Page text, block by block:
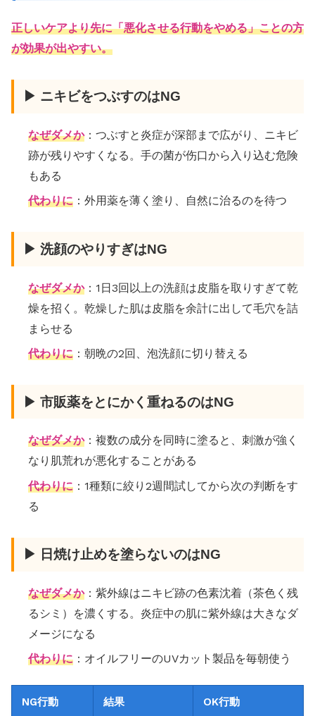
正しいケアより先に「悪化させる行動をやめる」ことの方
が効果が出やすい。
▶ ニキビをつぶすのはNG
なぜダメか：つぶすと炎症が深部まで広がり、ニキビ
跡が残りやすくなる。手の菌が伤口から入り込む危険
もある
代わりに ：外用薬を薄く塗り、自然に治るのを待つ
▶ 洗顔のやりすぎはNG
なぜダメか：1日3回以上の洗顔は皮脂を取りすぎて乾
燥を招く。乾燥した肌は皮脂を余計に出して毛穴を詰
まらせる
代わりに ：朝晩の2回、泡洗顔に切り替える
▶ 市販薬をとにかく重ねるのはNG
なぜダメか：複数の成分を同時に塗ると、刺激が強く
なり肌荒れが悪化することがある
代わりに ：1種類に絞り2週間試してから次の判断をす
る
▶ 日焼け止めを塗らないのはNG
なぜダメか：紫外線はニキビ跡の色素沈着（茶色く残
るシミ）を濃くする。炎症中の肌に紫外線は大きなダ
メージになる
代わりに ：オイルフリーのUVカット製品を毎朝使う
NG行動 結果 OK行動